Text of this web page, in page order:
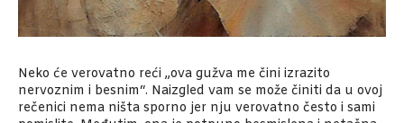
Neko će verovatno reći „ova gužva me čini izrazito
nervoznim i besnim“. Naizgled vam se može činiti da u ovoj
rečenici nema ništa sporno jer nju verovatno često i sami